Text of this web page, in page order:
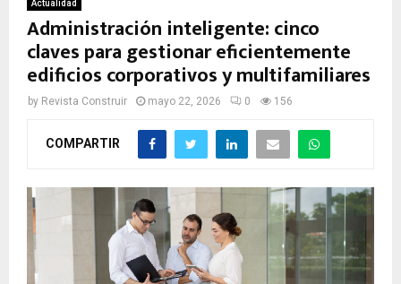
Actualidad
Administración inteligente: cinco
claves para gestionar eficientemente
edificios corporativos y multifamiliares
by Revista Construir mayo 22, 2026 0 156
COMPARTIR